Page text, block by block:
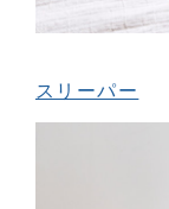
スリーパー